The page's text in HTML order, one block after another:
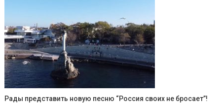
Рады представить новую песню “Россия своих не бросает”!